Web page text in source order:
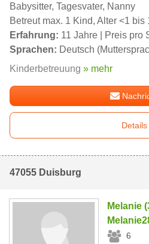
Babysitter, Tagesvater, Nanny
Betreut max. 1 Kind, Alter <1 bis
Erfahrung: 11 Jahre | Preis pro
Sprachen: Deutsch
Kinderbetreuung » mehr
Details
47055 Duisburg
Melanie
6